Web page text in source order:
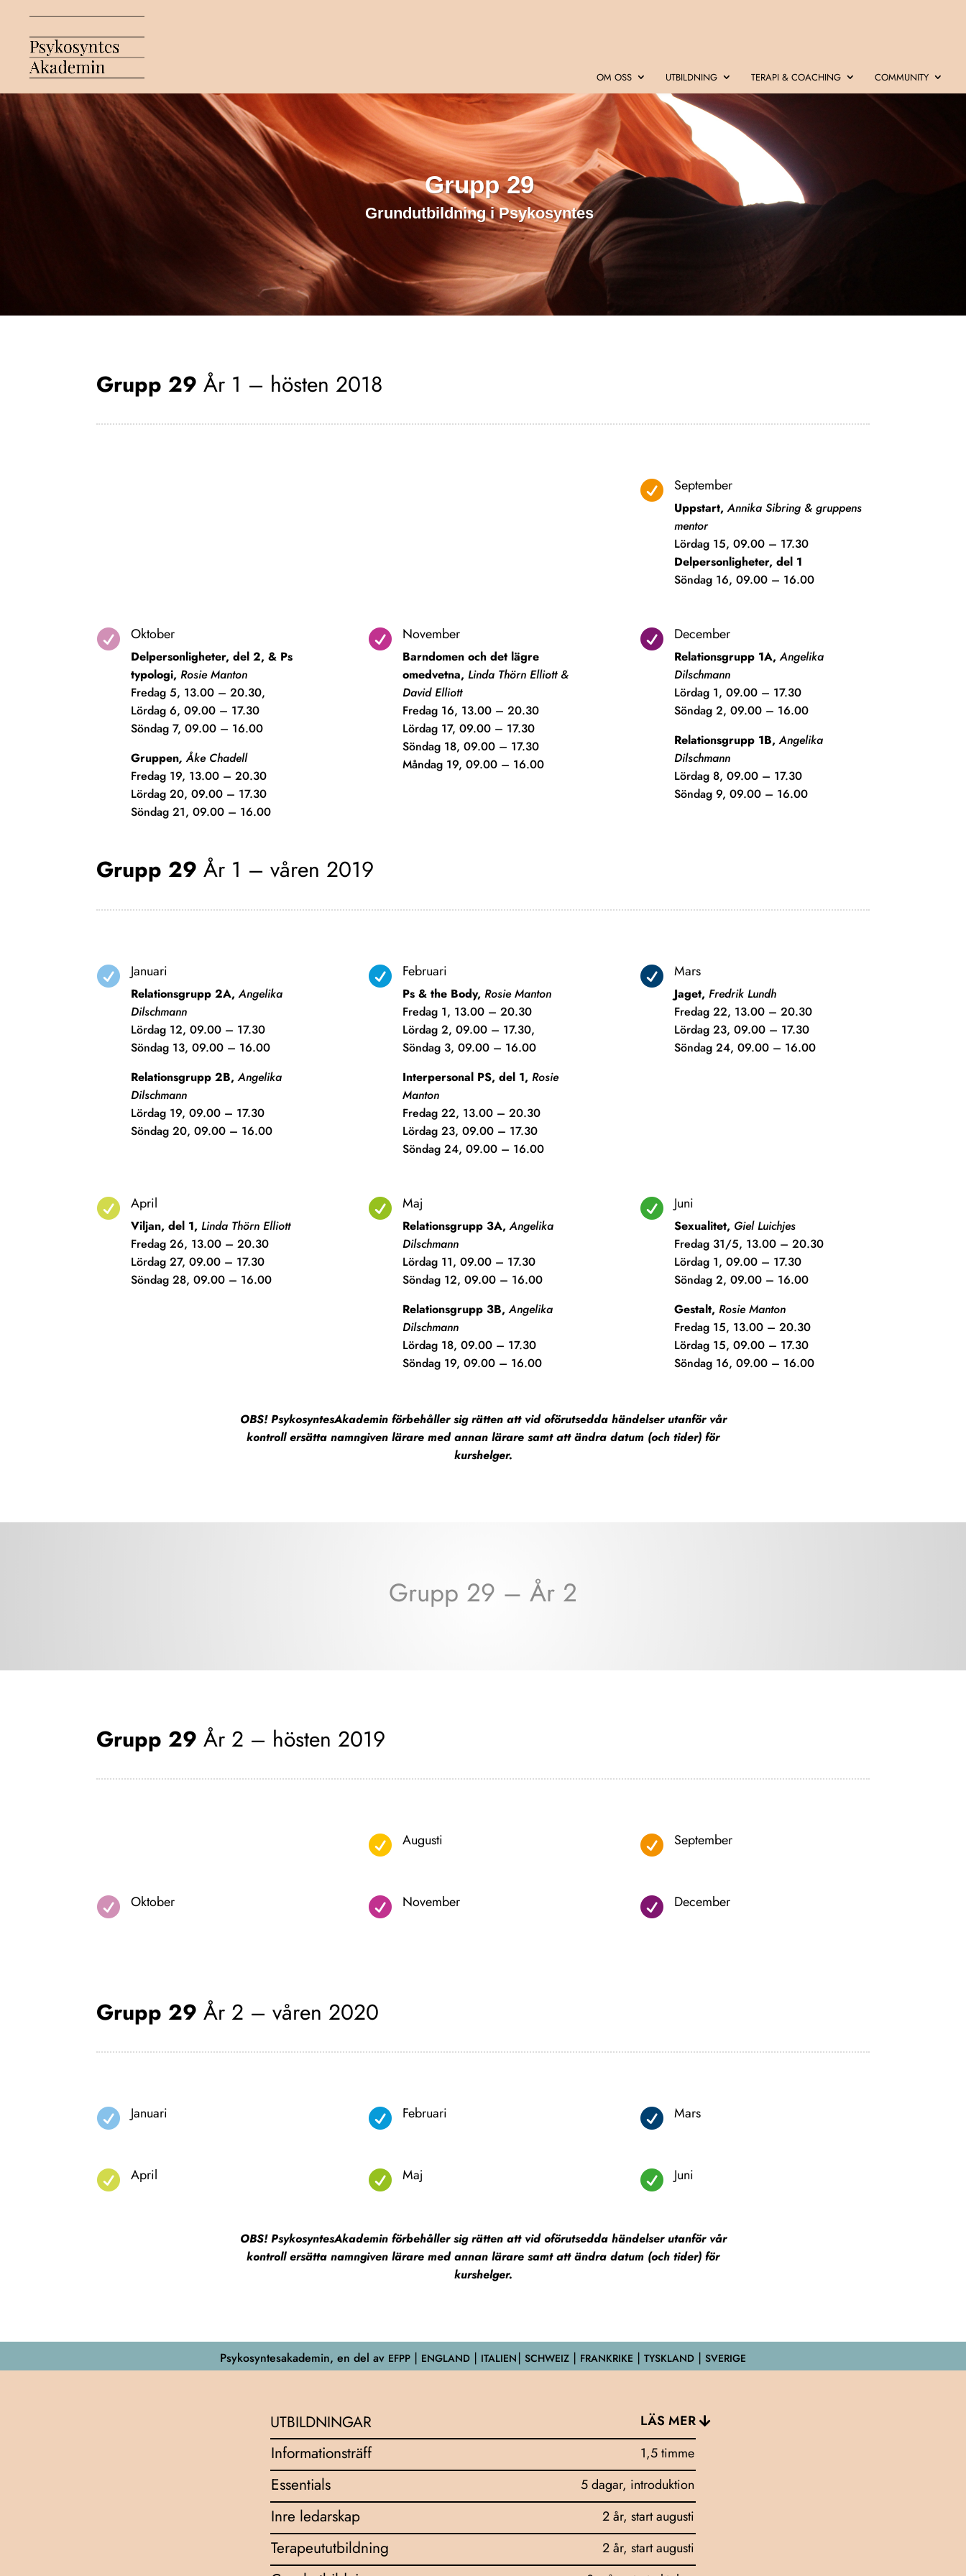
OM OSS UTBILDNING TERAPI & COACHING COMMUNITY
Grupp 29
Grundutbildning i Psykosyntes
Grupp 29 År 1 – hösten 2018
 September
Uppstart, Annika Sibring & gruppens
mentor
Lördag 15, 09.00 – 17.30
Delpersonligheter, del 1
Söndag 16, 09.00 – 16.00
 Oktober
Delpersonligheter, del 2, & Ps
typologi, Rosie Manton
Fredag 5, 13.00 – 20.30,
Lördag 6, 09.00 – 17.30
Söndag 7, 09.00 – 16.00
Gruppen, Åke Chadell
Fredag 19, 13.00 – 20.30
Lördag 20, 09.00 – 17.30
Söndag 21, 09.00 – 16.00
 November
Barndomen och det lägre
omedvetna, Linda Thörn Elliott &
David Elliott
Fredag 16, 13.00 – 20.30
Lördag 17, 09.00 – 17.30
Söndag 18, 09.00 – 17.30
Måndag 19, 09.00 – 16.00
 December
Relationsgrupp 1A, Angelika
Dilschmann
Lördag 1, 09.00 – 17.30
Söndag 2, 09.00 – 16.00
Relationsgrupp 1B, Angelika
Dilschmann
Lördag 8, 09.00 – 17.30
Söndag 9, 09.00 – 16.00
Grupp 29 År 1 – våren 2019
 Januari
Relationsgrupp 2A, Angelika
Dilschmann
Lördag 12, 09.00 – 17.30
Söndag 13, 09.00 – 16.00
Relationsgrupp 2B, Angelika
Dilschmann
Lördag 19, 09.00 – 17.30
Söndag 20, 09.00 – 16.00
 Februari
Ps & the Body, Rosie Manton
Fredag 1, 13.00 – 20.30
Lördag 2, 09.00 – 17.30,
Söndag 3, 09.00 – 16.00
Interpersonal PS, del 1, Rosie
Manton
Fredag 22, 13.00 – 20.30
Lördag 23, 09.00 – 17.30
Söndag 24, 09.00 – 16.00
 Mars
Jaget, Fredrik Lundh
Fredag 22, 13.00 – 20.30
Lördag 23, 09.00 – 17.30
Söndag 24, 09.00 – 16.00
 April
Viljan, del 1, Linda Thörn Elliott
Fredag 26, 13.00 – 20.30
Lördag 27, 09.00 – 17.30
Söndag 28, 09.00 – 16.00
 Maj
Relationsgrupp 3A, Angelika
Dilschmann
Lördag 11, 09.00 – 17.30
Söndag 12, 09.00 – 16.00
Relationsgrupp 3B, Angelika
Dilschmann
Lördag 18, 09.00 – 17.30
Söndag 19, 09.00 – 16.00
 Juni
Sexualitet, Giel Luichjes
Fredag 31/5, 13.00 – 20.30
Lördag 1, 09.00 – 17.30
Söndag 2, 09.00 – 16.00
Gestalt, Rosie Manton
Fredag 15, 13.00 – 20.30
Lördag 15, 09.00 – 17.30
Söndag 16, 09.00 – 16.00
OBS! PsykosyntesAkademin förbehåller sig rätten att vid oförutsedda händelser utanför vår
kontroll ersätta namngiven lärare med annan lärare samt att ändra datum (och tider) för
kurshelger.
Grupp 29 – År 2
Grupp 29 År 2 – hösten 2019
 Augusti  September
 Oktober  November  December
Grupp 29 År 2 – våren 2020
 Januari  Februari  Mars
 April  Maj  Juni
OBS! PsykosyntesAkademin förbehåller sig rätten att vid oförutsedda händelser utanför vår
kontroll ersätta namngiven lärare med annan lärare samt att ändra datum (och tider) för
kurshelger.
Psykosyntesakademin, en del av EFPP ⎮ ENGLAND ⎮ ITALIEN⎮ SCHWEIZ ⎮ FRANKRIKE ⎮ TYSKLAND ⎮ SVERIGE
UTBILDNINGAR LÄS MER
Informationsträff 1,5 timme
Essentials 5 dagar, introduktion
Inre ledarskap 2 år, start augusti
Terapeututbildning 2 år, start augusti